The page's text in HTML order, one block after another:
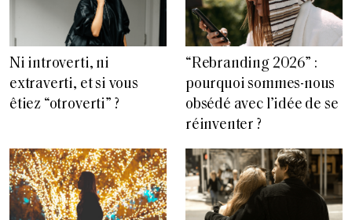
Ni introverti, ni
extraverti, et si vous
êtiez “otroverti” ?
“Rebranding 2026” :
pourquoi sommes-nous
obsédé avec l’idée de se
réinventer ?